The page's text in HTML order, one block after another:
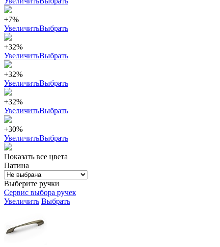
+7%
УвеличитьВыбрать
+32%
УвеличитьВыбрать
+32%
УвеличитьВыбрать
+32%
УвеличитьВыбрать
+30%
УвеличитьВыбрать
Показать все цвета
Патина
Выберите ручки
Сервис выбора ручек
Увеличить Выбрать